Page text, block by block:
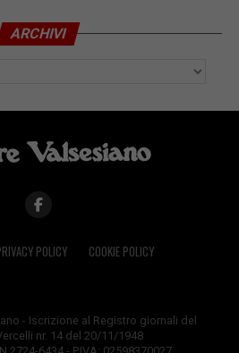
ARCHIVI
POLICY COOKIE POLICY
- Iscrizione al Registro giornali del
nr. 14 del 20/11/1948